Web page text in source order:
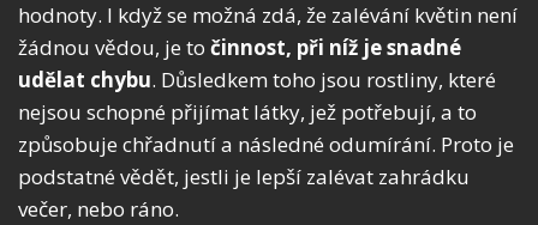
hodnoty. I když se možná zdá, že zalévání květin není
žádnou vědou, je to činnost, při níž je snadné
udělat chybu. Důsledkem toho jsou rostliny, které
nejsou schopné přijímat látky, jež potřebují, a to
způsobuje chřadnutí a následné odumírání. Proto je
podstatné vědět, jestli je lepší zalévat zahrádku
večer, nebo ráno.